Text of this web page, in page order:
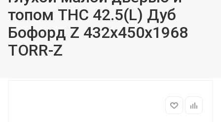
топом THC 42.5(L) Дуб
Бофорд Z 432х450х1968
TORR-Z